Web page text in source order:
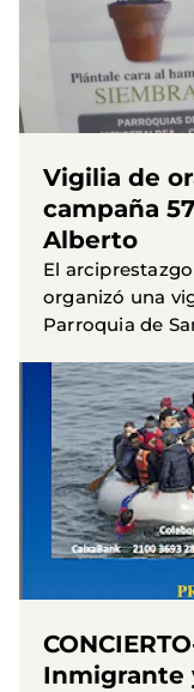
Vigilia de
campaña
Alberto
El
organizó una
Parroquia de
Manos...
Inmigrante